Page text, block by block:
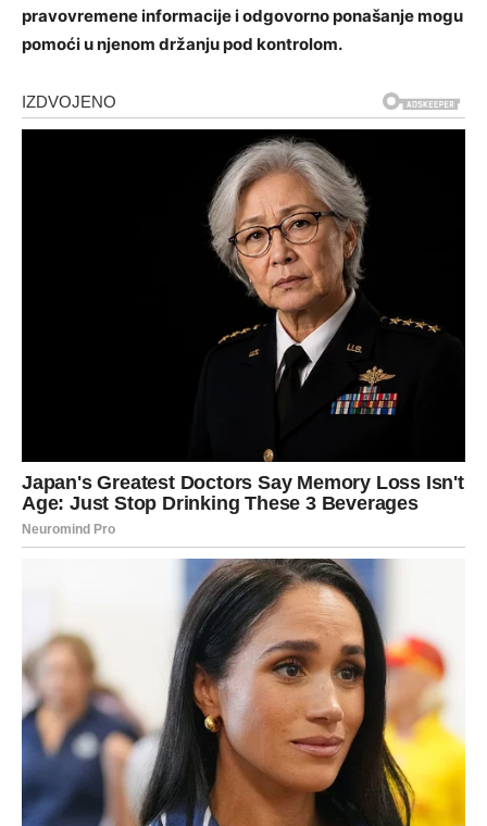
pravovremene informacije i odgovorno ponašanje mogu
pomoći u njenom držanju pod kontrolom.